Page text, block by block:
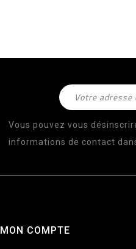
Vous pouvez vous
informations de contact
MON COMPTE